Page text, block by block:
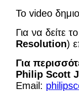
Το video
Για να δείτε
Resolution)
Για
Philip Scott
Email: